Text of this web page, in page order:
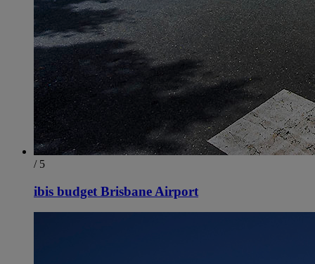
/ 5
ibis budget Brisbane Airport